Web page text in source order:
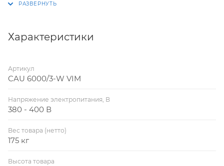
Нельзя погружать крыльчатку в воду или другую
замене.
Характеристики
Артикул
CAU 6000/3-W VIM
Напряжение электропитания, В
380 - 400 В
Вес товара (нетто)
175 кг
Высота товара